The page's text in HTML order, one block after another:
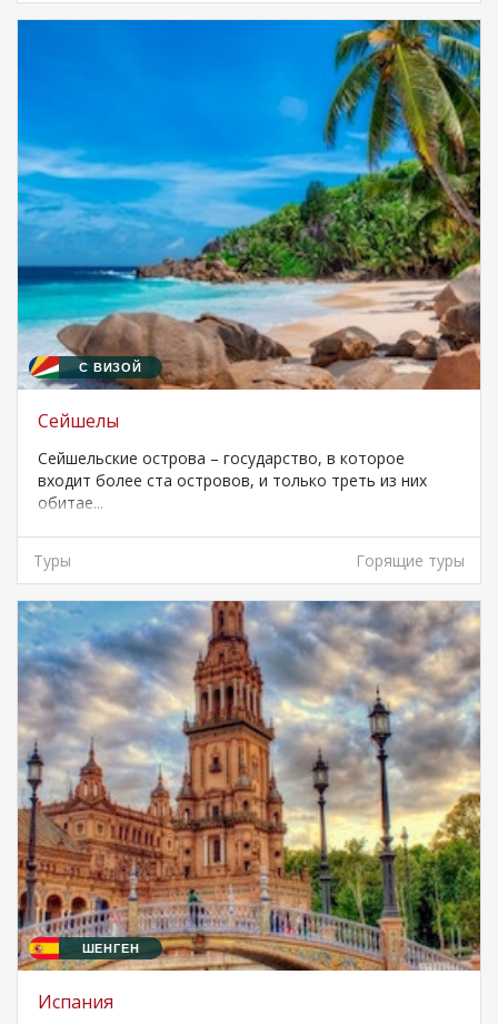
С ВИЗОЙ
Сейшелы
Сейшельские острова – государство, в которое
входит более ста островов, и только треть из них
обитае...
Туры Горящие туры
ШЕНГЕН
Испания